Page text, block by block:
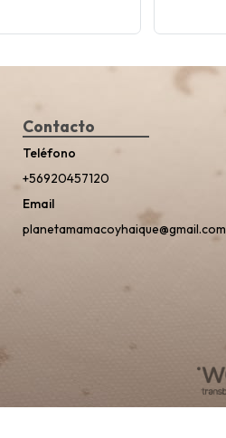
Contacto
Teléfono
+56920457120
Email
planetamamacoyhaique@gmail.com